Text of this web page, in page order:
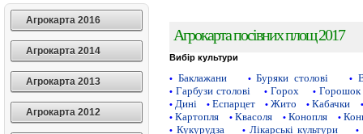
Агрокарта 2016
Агрокарта 2014
Агрокарта 2013
Агрокарта 2012
Агрокарта посівних площ 2017
Вибір культури
• Баклажани • Буряки столові •
• Гарбузи столові • Горох • Горошок
• Дині • Еспарцет • Жито • Кабачки
•
• Картопля • Квасоля • Конопля •
• Кукурудза • Лікарські культури
•